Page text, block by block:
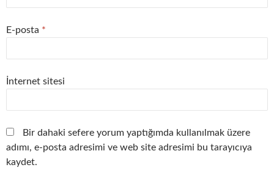
E-posta *
İnternet sitesi
Bir dahaki sefere yorum yaptığımda kullanılmak üzere
adımı, e-posta adresimi ve web site adresimi bu tarayıcıya
kaydet.